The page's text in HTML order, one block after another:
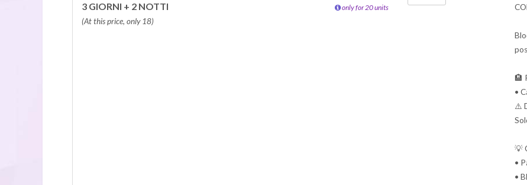
3 GIORNI + 2 NOTTI
(At this price, only 18)
only for 20 units
🏨
•
⚠️
💡
•
•